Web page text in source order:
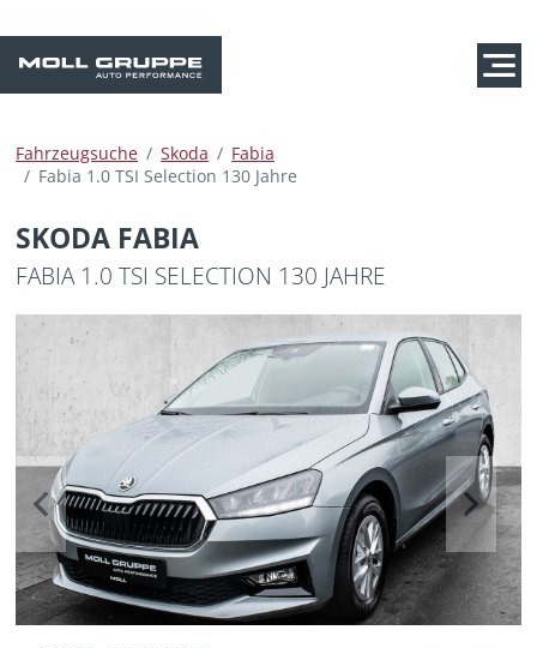
Fahrzeugsuche Skoda
Fabia
Fabia 1.0 TSI Selection 130 Jahre
SKODA FABIA
FABIA 1.0 TSI SELECTION 130 JAHRE
Previous Next